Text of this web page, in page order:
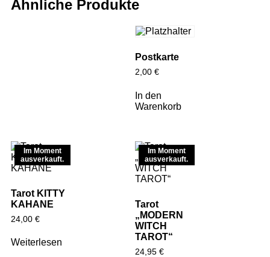
Ähnliche Produkte
Postkarte
2,00 €
In den
Warenkorb
Im Moment
ausverkauft.
Tarot KITTY
KAHANE
24,00 €
Weiterlesen
Im Moment
ausverkauft.
Tarot
„MODERN
WITCH
TAROT“
24,95 €